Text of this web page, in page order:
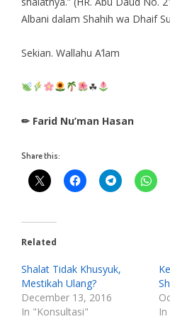
Albani dalam Shahih wa Dhaif
Sekian. Wallahu A’lam
☘
✏ Farid Nu’man Hasan
Share this:
Related
Shalat Tidak Khusyuk,
Mestikah Ulang?
December 13, 2016
In "Konsultasi"